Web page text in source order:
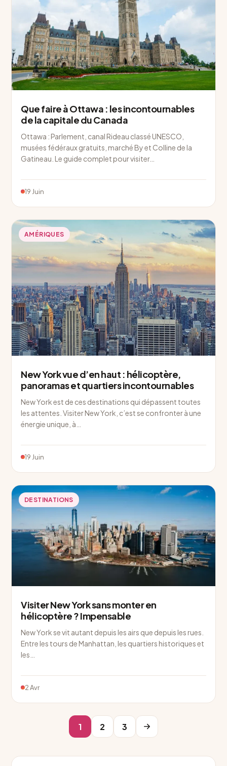
Que faire à Ottawa : les incontournables
de la capitale du Canada
Ottawa : Parlement, canal Rideau classé UNESCO,
musées fédéraux gratuits, marché By et Colline de la
Gatineau. Le guide complet pour visiter…
19 Juin
AMÉRIQUES
New York vue d’en haut : hélicoptère,
panoramas et quartiers incontournables
New York est de ces destinations qui dépassent toutes
les attentes. Visiter New York, c’est se confronter à une
énergie unique, à…
19 Juin
DESTINATIONS
Visiter New York sans monter en
hélicoptère ? Impensable
New York se vit autant depuis les airs que depuis les rues.
Entre les tours de Manhattan, les quartiers historiques et
les…
2 Avr
1 2 3